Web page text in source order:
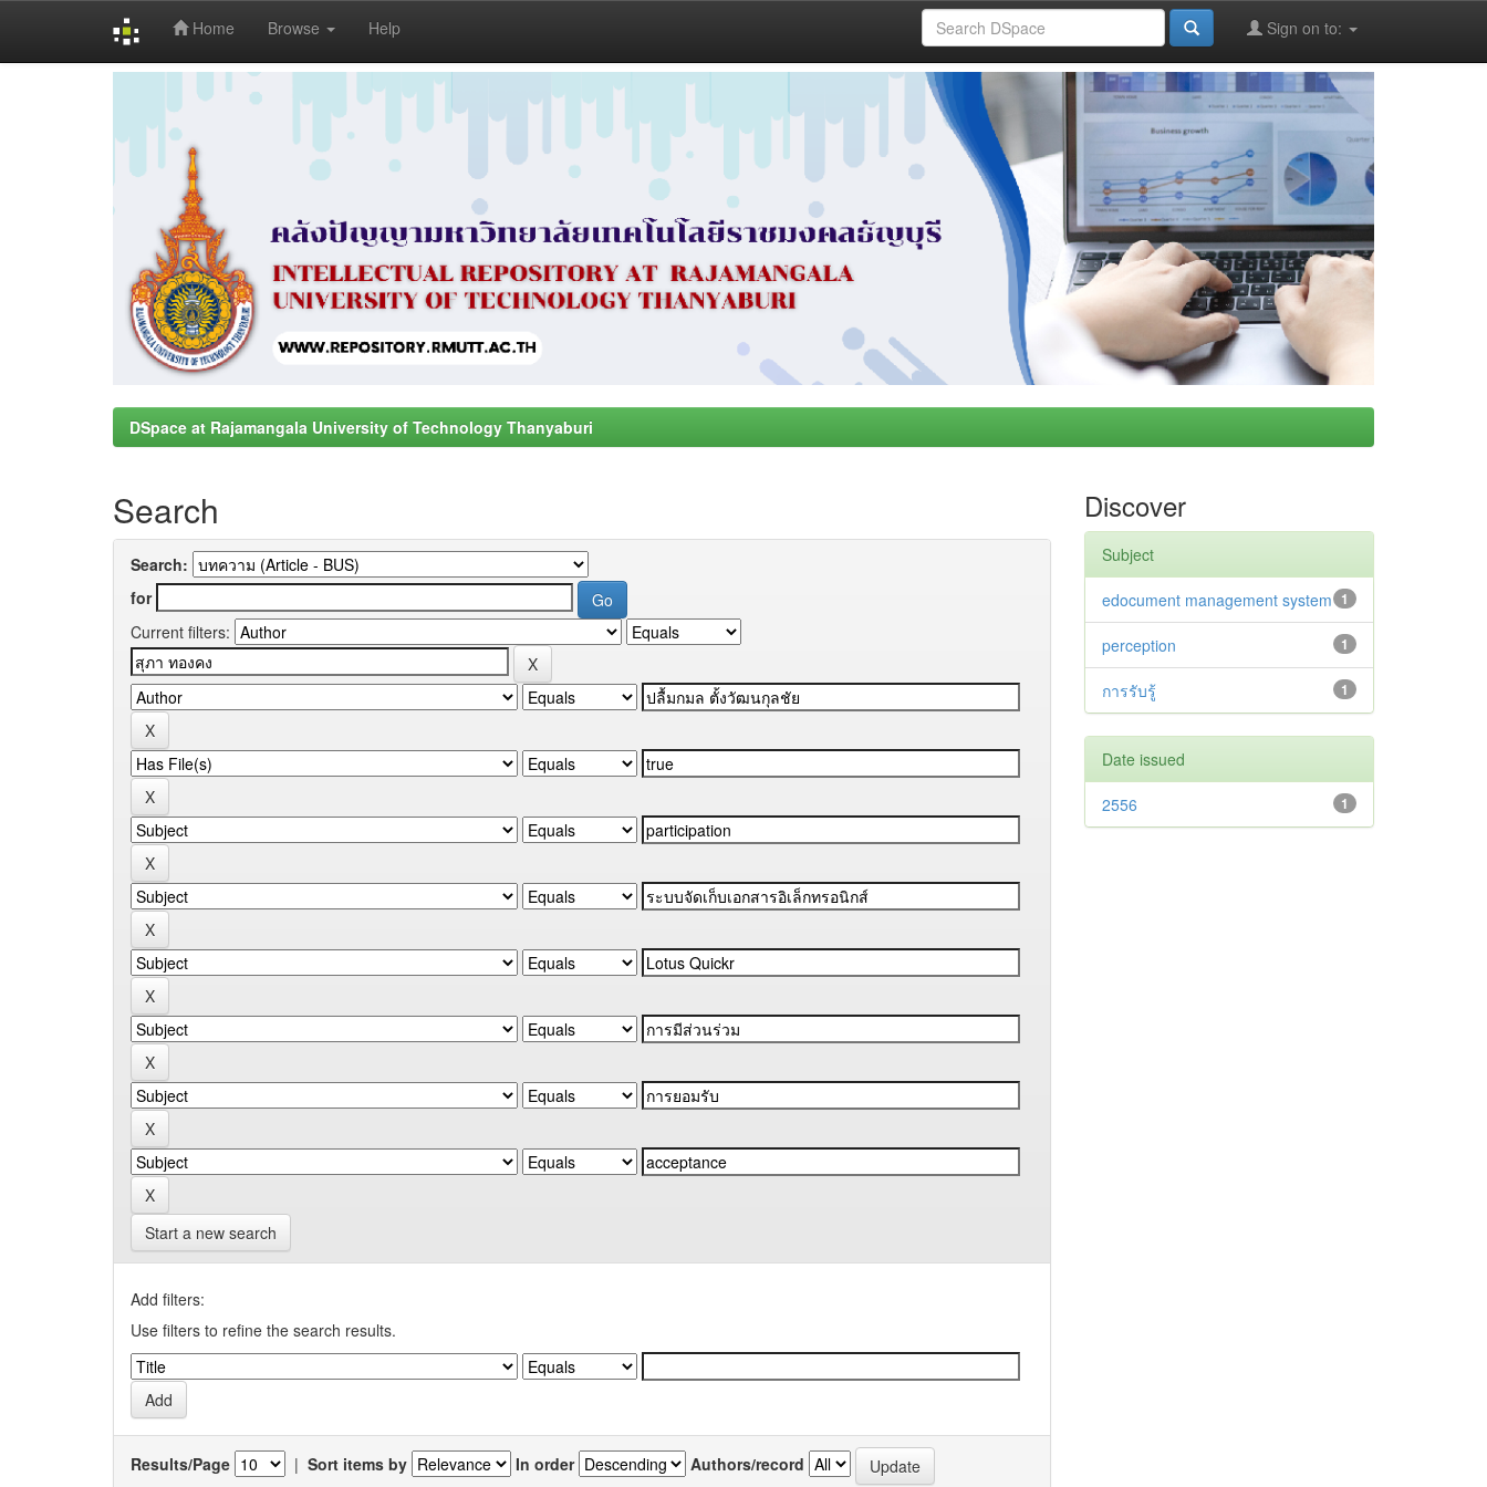
Home Browse Help Sign on to:
DSpace at Rajamangala University of Technology Thanyaburi
Search
Search:
for
Current filters:
Start a new search
Add filters:
Use filters to refine the search results.
Results/Page | Sort items by In order Authors/record
Discover
Subject
1
edocument management system
1
perception
1
การรับรู้
Date issued
1
2556